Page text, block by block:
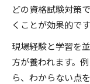
どの資格試験対策
くことが効果的です
現場経験と学習を
方が養われます。
ら、わからない点